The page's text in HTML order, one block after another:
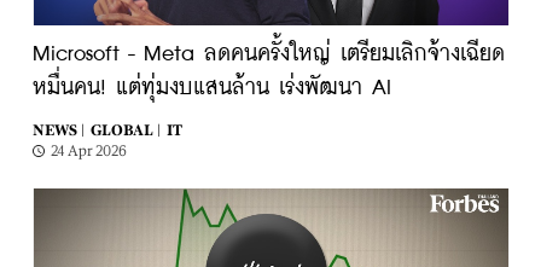
Microsoft - Meta ลดคนครั้งใหญ่ เตรียมเลิกจ้างเฉียด
หมื่นคน! แต่ทุ่มงบแสนล้าน เร่งพัฒนา AI
NEWS | GLOBAL |
IT
24 Apr 2026